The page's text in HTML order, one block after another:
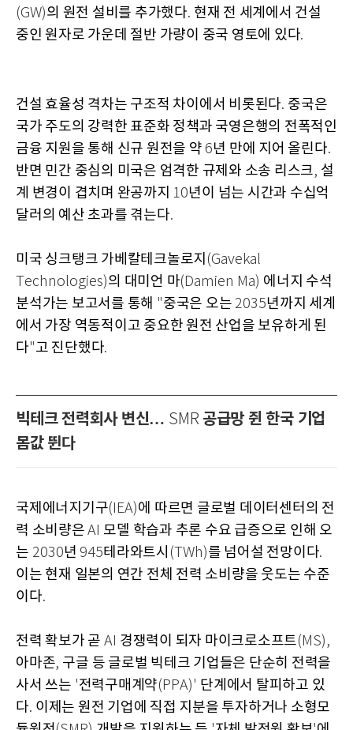
(GW)의 원전 설비를 추가했다. 현재 전 세계에서 건설
중인 원자로 가운데 절반 가량이 중국 영토에 있다.
건설 효율성 격차는 구조적 차이에서 비롯된다. 중국은
국가 주도의 강력한 표준화 정책과 국영은행의 전폭적인
금융 지원을 통해 신규 원전을 약 6년 만에 지어 올린다.
반면 민간 중심의 미국은 엄격한 규제와 소송 리스크, 설
계 변경이 겹치며 완공까지 10년이 넘는 시간과 수십억
달러의 예산 초과를 겪는다.
미국 싱크탱크 가베칼테크놀로지 (Gavekal
Technologies)의 대미언 마(Damien Ma) 에너지 수석
분석가는 보고서를 통해 "중국은 오는 2035년까지 세계
에서 가장 역동적이고 중요한 원전 산업을 보유하게 된
다"고 진단했다.
빅테크 전력회사 변신… SMR 공급망 쥔 한국 기업
몸값 뛴다
국제에너지기구(IEA)에 따르면 글로벌 데이터센터의 전
력 소비량은AI 모델 학습과 추론 수요 급증으로 인해 오
는 2030년 945테라와트시 (TWh)를 넘어설 전망이다.
이는 현재 일본의 연간 전체 전력 소비량을 웃도는 수준
이다.
전력 확보가 곧 AI 경쟁력이 되자 마이크로소프트(MS),
아마존, 구글 등 글로벌 빅테크 기업들은 단순히 전력을
사서 쓰는 '전력구매계약(PPA)' 단계에서 탈피하고 있
다. 이제는 원전 기업에 직접 지분을 투자하거나 소형모